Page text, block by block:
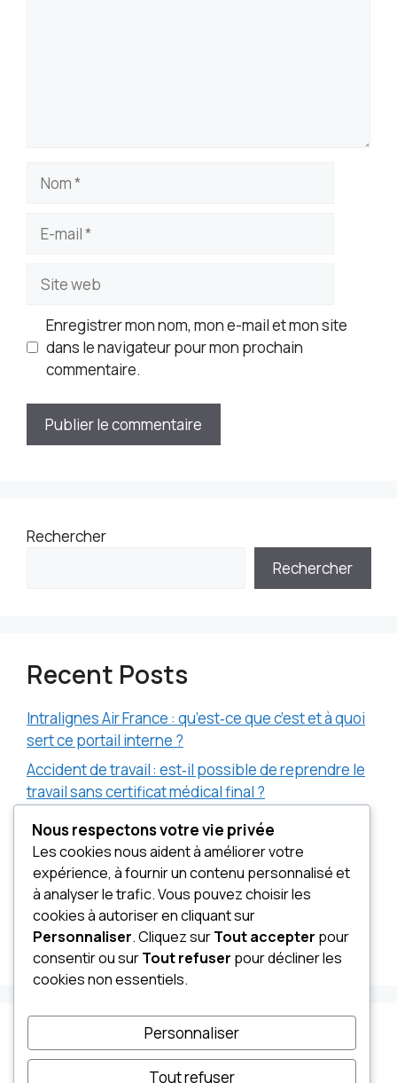
Nom
mail
Site
web
Enregistrer mon nom, mon e-mail et mon site
dans le navigateur pour mon prochain
commentaire.
Rechercher
Rechercher
Recent Posts
Intralignes Air France : qu’est‑ce que c’est et à quoi
sert ce portail interne ?
Accident de travail : est‑il possible de reprendre le
travail sans certificat médical final ?
Clause tickets restaurant dans le contrat de travail
: ce qu’il faut savoir
Combien rapporte les appels téléphoniques dans
les jeux télévisé ?
Tout savoir sur le RSA : montants, critères et
calculs
Recent Comments
Nous respectons votre vie privée
Les cookies nous aident à améliorer votre
expérience, à fournir un contenu personnalisé et
à analyser le trafic. Vous pouvez choisir les
cookies à autoriser en cliquant sur
Personnaliser. Cliquez surTout accepter pour
consentir ou surTout refuser pour décliner les
cookies non essentiels.
Personnaliser
Tout refuser